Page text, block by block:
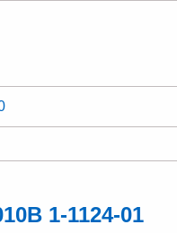
1-1124-01